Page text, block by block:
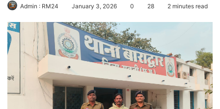
Admin : RM24 January 3, 2026 0 28 2 minutes read